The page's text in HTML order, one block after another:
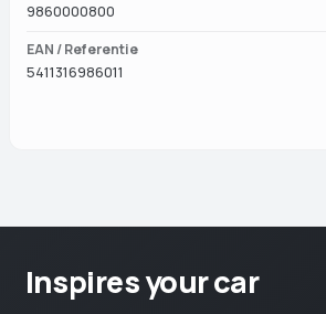
9860000800
EAN / Referentie
5411316986011
Inspires your car